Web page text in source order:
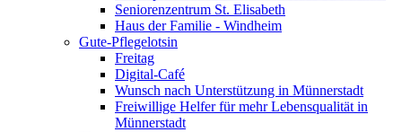
Seniorenzentrum St. Elisabeth
Haus der Familie - Windheim
Gute-Pflegelotsin
Freitag
Digital-Café
Wunsch nach Unterstützung in Münnerstadt
Freiwillige Helfer für mehr Lebensqualität in
Münnerstadt